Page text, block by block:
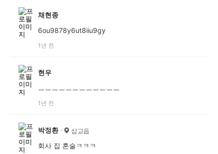
채현종
6ou9878y6ut8iiu9gy
1년 전
현우
ㅡㅡㅡㅡㅡㅡㅡㅡㅡㅡㅡㅡ
1년 전
박정환 삽교읍
회사 집 혼술ㅋㅋㅋ